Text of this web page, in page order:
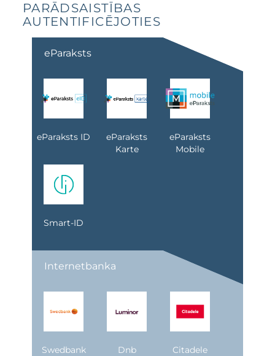
PARĀDSAISTĪBAS
AUTENTIFICĒJOTIES
eParaksts
eParaksts ID
eParaksts
Karte
eParaksts
Mobile
Smart-ID
Internetbanka
Swedbank Dnb Citadele